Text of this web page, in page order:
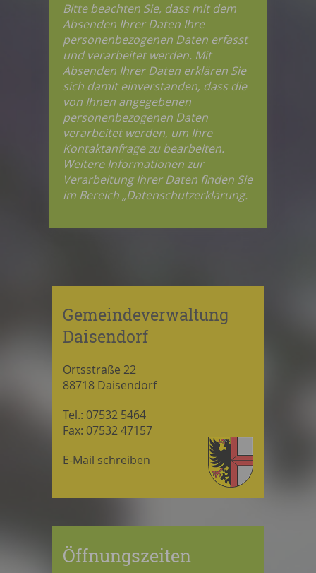
Bitte beachten Sie, dass mit dem
Absenden Ihrer Daten Ihre
personenbezogenen Daten erfasst
und verarbeitet werden. Mit
Absenden Ihrer Daten erklären Sie
sich damit einverstanden, dass die
von Ihnen angegebenen
personenbezogenen Daten
verarbeitet werden, um Ihre
Kontaktanfrage zu bearbeiten.
Weitere Informationen zur
Verarbeitung Ihrer Daten finden Sie
im Bereich „Datenschutzerklärung.
Gemeindeverwaltung
Daisendorf
Ortsstraße 22
88718 Daisendorf
Tel.: 07532 5464
Fax: 07532 47157
E-Mail schreiben
Öffnungszeiten